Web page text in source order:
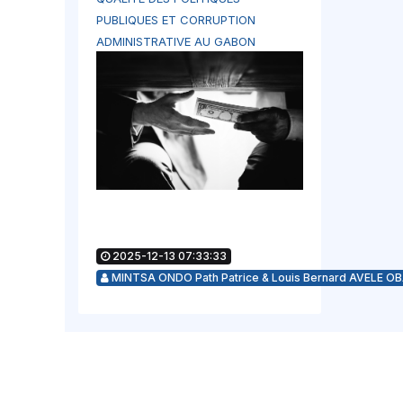
PUBLIQUES ET CORRUPTION
ADMINISTRATIVE AU GABON
2025-12-13 07:33:33
MINTSA ONDO Path Patrice & Louis Bernard AVELE